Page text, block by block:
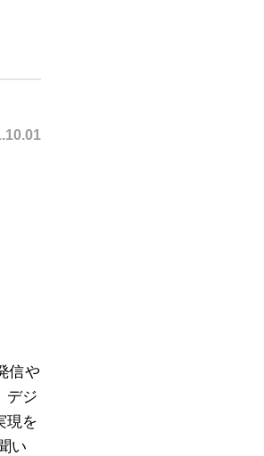
信や
デジ
現を
い